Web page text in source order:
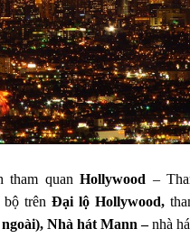
tham quanHollywood –
bộ trên Đại lộ Hollywood,
Nhà hát Mann –nhà